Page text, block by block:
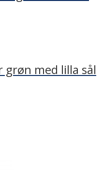
grøn med lilla sål